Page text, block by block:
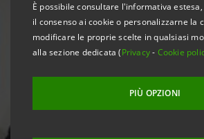
È possibile consultare l'informativa
il consenso ai cookie o personalizzarne la
modificare le proprie scelte in qualsiasi
alla sezione dedicata (Privacy- Cookie
PIÙ OPZIONI